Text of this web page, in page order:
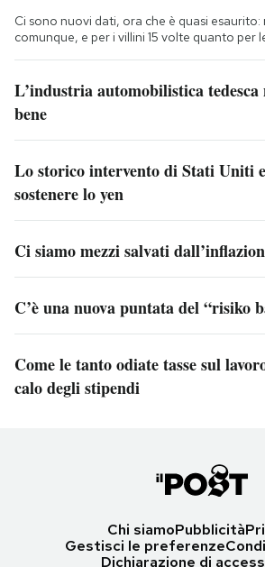
Ci sono nuovi dati, ora che è quasi
comunque, e per i villini 15 volte quanto per
L’industria automobilistica tedesca
bene
Lo storico intervento di Stati Uniti
sostenere lo yen
Ci siamo mezzi salvati
C’è una nuova puntata del “risiko
Come le tanto odiate tasse sul
calo degli stipendi
Chi siamoPubblicità
Gestisci le preferenze
Dichiarazione di